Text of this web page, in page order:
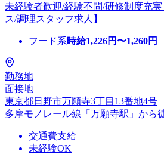
未経験者歓迎/経験不問/研修制度充
ス/調理スタッフ求人】
フード系時給1,226円〜1,260円
勤務地
面接地
東京都日野市万願寺3丁目13番地4号
多摩モノレール線「万願寺駅」から
交通費支給
未経験OK